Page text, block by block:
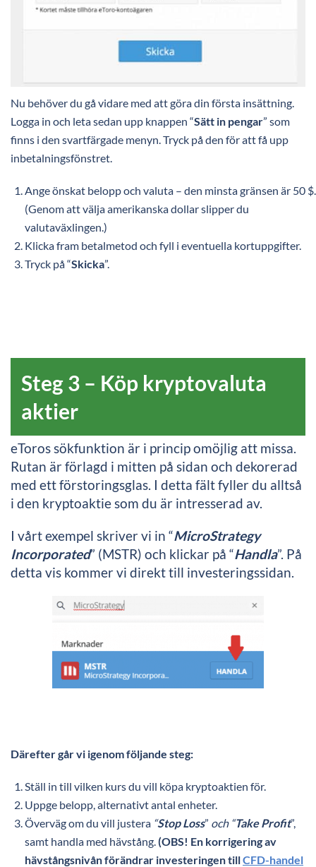
Nu behöver du gå vidare med att göra din första insättning.
Logga in och leta sedan upp knappen “Sätt in pengar” som
finns i den svartfärgade menyn. Tryck på den för att få upp
inbetalningsfönstret.
Ange önskat belopp och valuta – den minsta gränsen är 50 $.
(Genom att välja amerikanska dollar slipper du
valutaväxlingen.)
Klicka fram betalmetod och fyll i eventuella kortuppgifter.
Tryck på “Skicka”.
Steg 3 – Köp kryptovaluta
aktier
eToros sökfunktion är i princip omöjlig att missa.
Rutan är förlagd i mitten på sidan och dekorerad
med ett förstoringsglas. I detta fält fyller du alltså
i den kryptoaktie som du är intresserad av.
I vårt exempel skriver vi in “MicroStrategy
Incorporated” (MSTR) och klickar på “Handla”. På
detta vis kommer vi direkt till investeringssidan.
Därefter går vi igenom följande steg:
Ställ in till vilken kurs du vill köpa kryptoaktien för.
Uppge belopp, alternativt antal enheter.
Överväg om du vill justera “Stop Loss” och “Take Profit”,
samt handla med hävstång. (OBS! En korrigering av
hävstångsnivån förändrar investeringen tillCFD-handel